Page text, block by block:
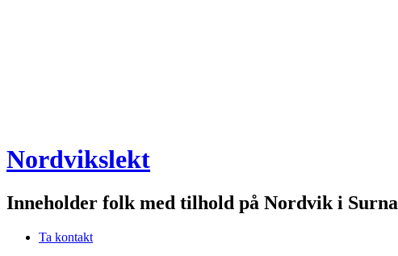
Nordvikslekt
Inneholder folk med tilhold på Nordvik i
Ta kontakt